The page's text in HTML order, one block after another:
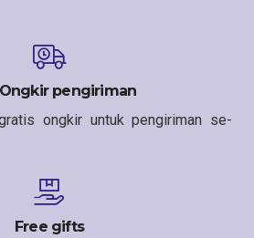
pengiriman
ongkir untuk pengiriman se-
Free gifts